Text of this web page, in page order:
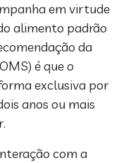
em virtude
alimento padrão
da
é que o
exclusiva por
anos ou mais
com a